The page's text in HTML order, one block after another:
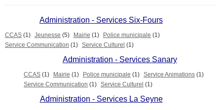
Administration - Services Six-Fours
CCAS (1) Jeunesse (5) Mairie (1) Police municipale (1)
Service Communication (1) Service Culturel (1)
Administration - Services Sanary
CCAS (1) Mairie (1) Police municipale (1) Service Animations (1)
Service Communication (1) Service Culturel (1)
Administration - Services La Seyne